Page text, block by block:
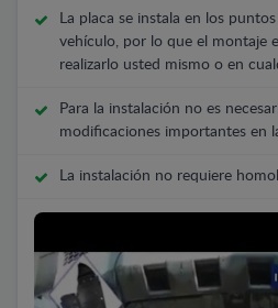
La placa se instala en los
vehículo, por lo que el montaje
realizarlo usted mismo o en
Para la instalación no es
modificaciones importantes en
La instalación no requiere